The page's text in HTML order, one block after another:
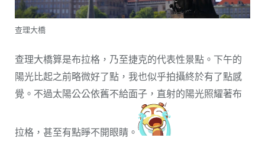
查理大橋
查理大橋算是布拉格，乃至捷克的代表性景點。下午的
陽光比起之前略微好了點，我也似乎拍攝終於有了點感
覺。不過太陽公公依舊不給面子，直射的陽光照耀著布
拉格，甚至有點睜不開眼睛。